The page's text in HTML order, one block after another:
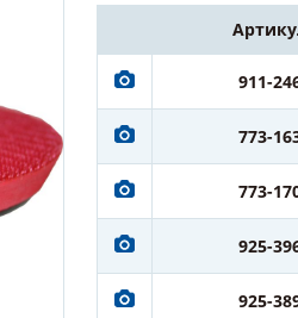
911-
773-
773-
925-
925-